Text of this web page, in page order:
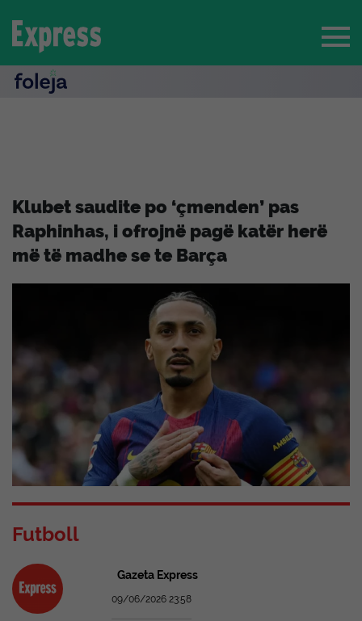
Klubet saudite po ‘çmenden’ pas
Raphinhas, i ofrojnë pagë katër herë
më të madhe se te Barça
Futboll
Gazeta Express
09/06/2026 23:58